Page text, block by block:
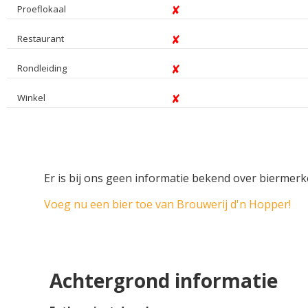
Proeflokaal
Restaurant
Rondleiding
Winkel
Er is bij ons geen informatie bekend over
Voeg nu een bier toe van Brouwerij d'n Hopper!
Achtergrond informatie